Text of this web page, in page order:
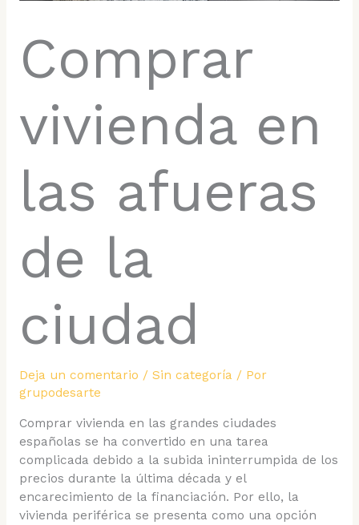
Comprar
vivienda en
las afueras
de la
ciudad
Deja un comentario / Sin categoría / Por
grupodesarte
Comprar vivienda en las grandes ciudades
españolas se ha convertido en una tarea
complicada debido a la subida ininterrumpida de los
precios durante la última década y el
encarecimiento de la financiación. Por ello, la
vivienda periférica se presenta como una opción